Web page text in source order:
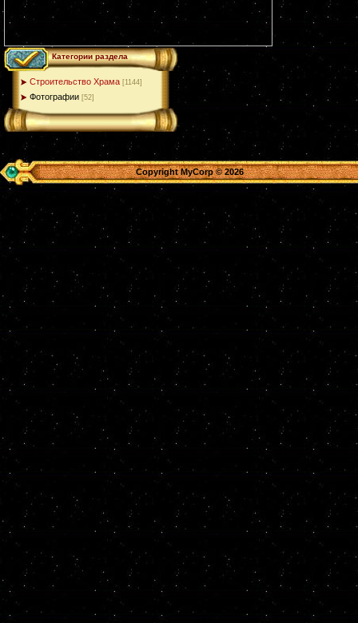
Категории раздела
Строительство Храма [1144]
Фотографии [52]
Copyright MyCorp © 2026